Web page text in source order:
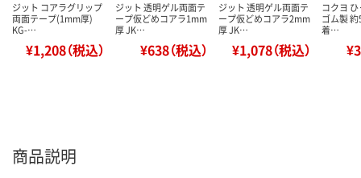
ジット コアラグリップ
両面テープ(1mm厚)
KG-…
¥1,208（税込）
ジット 透明ゲル両面テ
ープ仮どめコアラ1mm
厚 JK…
¥638（税込）
ジット 透明ゲル両面テ
ープ仮どめコアラ2mm
厚 JK…
¥1,078（税込）
コクヨ
ゴム製
着…
商品説明